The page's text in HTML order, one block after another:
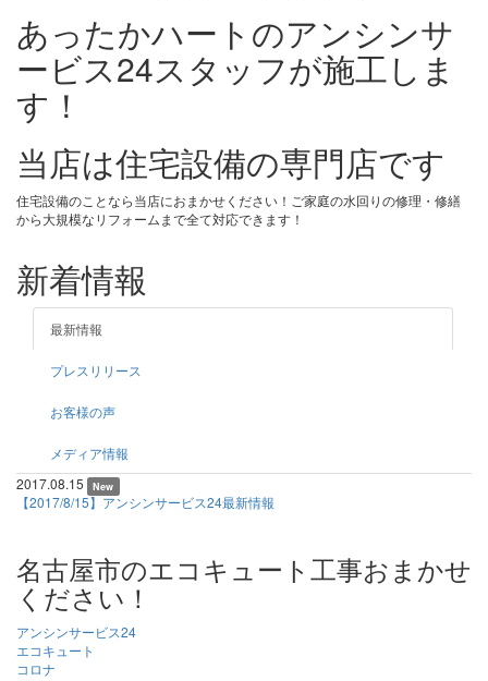
あったかハートのアンシンサ
ービス24スタッフが施工しま
す！
当店は住宅設備の専門店です
住宅設備のことなら当店におまかせください！ご家庭の水回りの修理・修繕
から大規模なリフォームまで全て対応できます！
新着情報
最新情報
プレスリリース
お客様の声
メディア情報
2017.08.15
New
【2017/8/15】アンシンサービス24最新情報
名古屋市のエコキュート工事おまかせ
ください！
アンシンサービス24
エコキュート
コロナ